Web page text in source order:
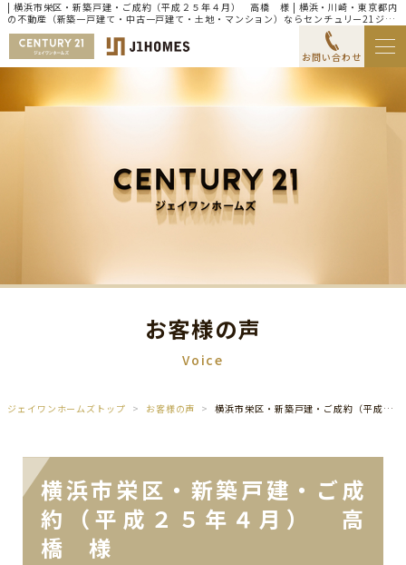
| 横浜市栄区・新築戸建・ご成約（平成２５年４月） 高橋 様 | 横浜・川崎・東京都内
の不動産（新築一戸建て・中古一戸建て・土地・マンション）ならセンチュリー21ジェ
イワンホームズ
お問い合わせ
お客様の声
Voice
ジェイワンホームズトップ お客様の声 横浜市栄区・新築戸建・ご成約（平成２５年４月） 高橋 様
横浜市栄区・新築戸建・ご成
約（平成２５年４月） 高
橋 様